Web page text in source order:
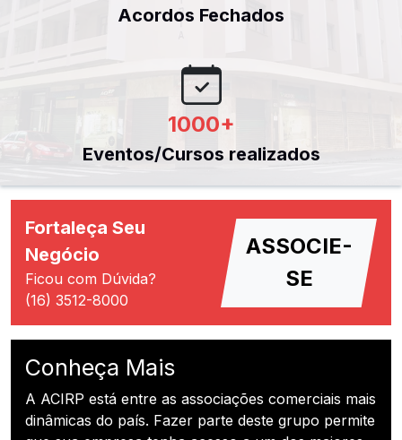
Acordos Fechados
1000+
Eventos/Cursos realizados
Fortaleça Seu
Negócio
Ficou com Dúvida?
(16) 3512-8000
ASSOCIE-
SE
Conheça Mais
A ACIRP está entre as associações comerciais mais
dinâmicas do país. Fazer parte deste grupo permite